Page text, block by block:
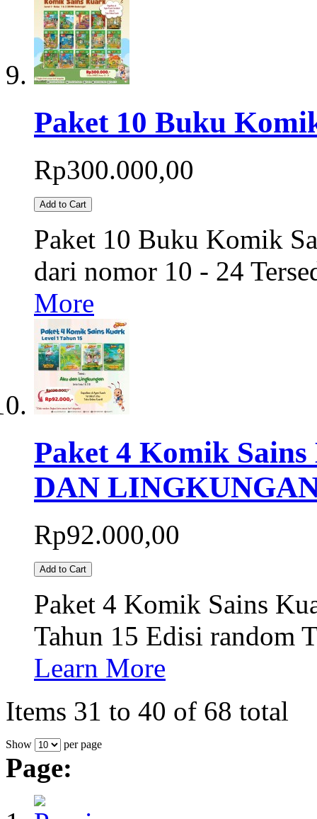
Paket 10 Buku
Rp300.000,00
Add to Cart
Paket 10 Buku Komik
dari nomor 10 - 24
More
Paket 4 Komik
DAN
Rp92.000,00
Add to Cart
Paket 4 Komik Sains
Tahun 15 Edisi random
Learn More
Items 31 to 40 of 68 total
Show per page
Page: